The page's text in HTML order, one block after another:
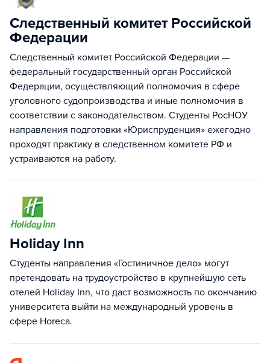
Следственный комитет Российской
Федерации
Следственный комитет Российской Федерации —
федеральный государственный орган Российской
Федерации, осуществляющий полномочия в сфере
уголовного судопроизводства и иные полномочия в
соответствии с законодательством. Студенты РосНОУ
направления подготовки «Юриспруденция» ежегодно
проходят практику в следственном комитете РФ и
устраиваются на работу.
Holiday Inn
Студенты направления «Гостиничное дело» могут
претендовать на трудоустройство в крупнейшую сеть
отелей Holiday Inn, что даст возможность по окончанию
университета выйти на международный уровень в
сфере Horeca.